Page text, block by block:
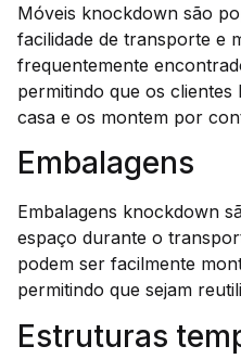
Móveis knockdown são
facilidade de transporte e
frequentemente
permitindo que os
casa e os montem por
Embalagens
Embalagens knockdown
espaço durante o
podem ser facilmente
permitindo que sejam
Estruturas